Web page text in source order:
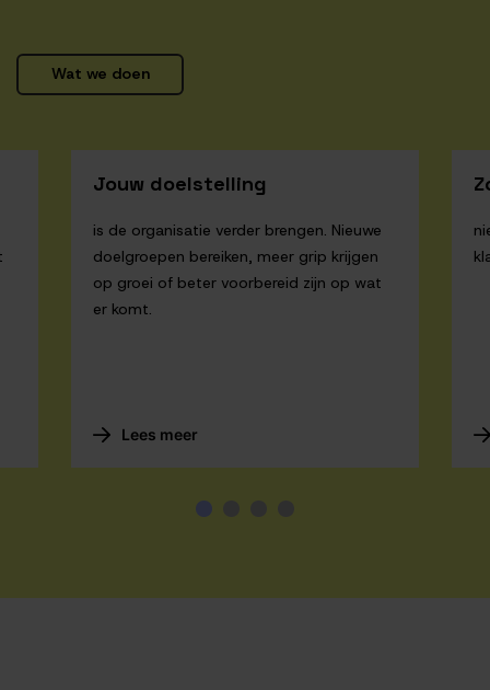
Wat we doen
Jouw doelstelling
is de organisatie verder brengen. Nieuwe
doelgroepen bereiken, meer grip krijgen
op groei of beter voorbereid zijn op wat
er komt.
Lees meer